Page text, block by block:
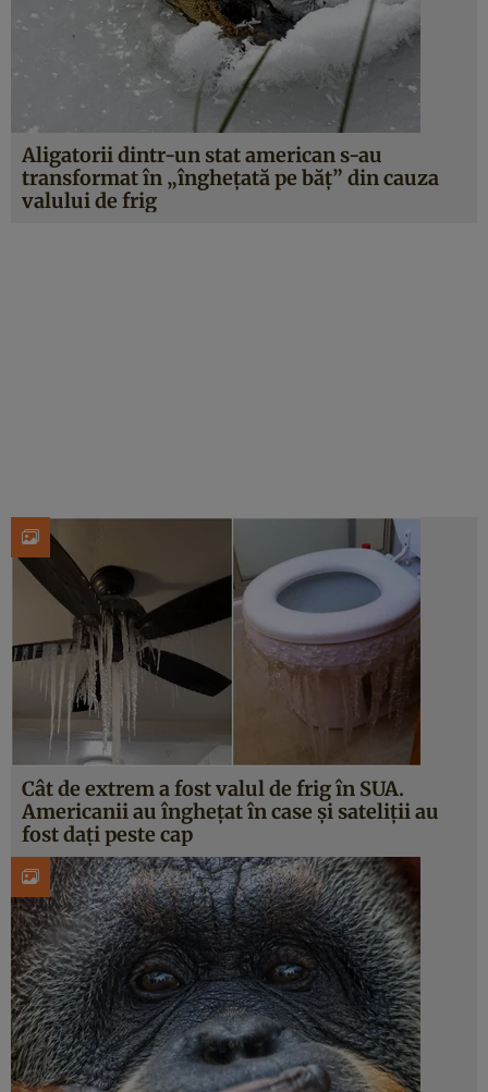
Aligatorii dintr-un stat american s-au
transformat în „înghețată pe băț” din cauza
valului de frig
Cât de extrem a fost valul de frig în SUA.
Americanii au înghețat în case și sateliții au
fost dați peste cap